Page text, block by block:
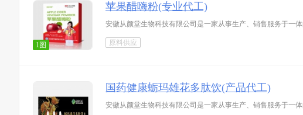
1图
苹果醋嗨粉(专业代工)
安徽从颜堂生物科技有限公司是一家从事生产、销售服务于一
原料供应
国药健康蛎玛雄花多肽饮(产品代工)
安徽从颜堂生物科技有限公司是一家从事生产、销售服务于一